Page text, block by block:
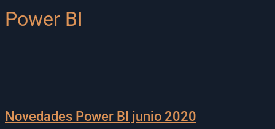
Power BI
Novedades Power BI junio 2020